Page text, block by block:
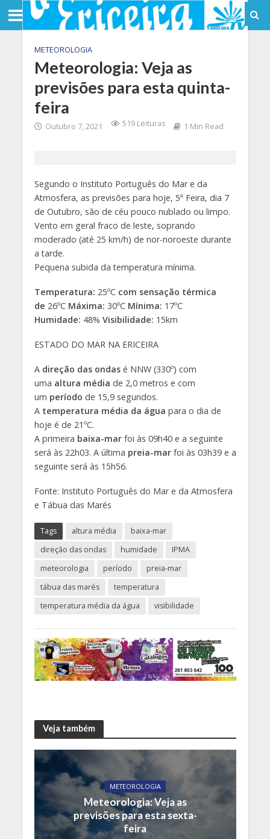
METEOROLOGIA
Meteorologia: Veja as
previsões para esta quinta-
feira
Outubro 7, 2021 519 Leituras 1 Min Read
Segundo o Instituto Português do Mar e da
Atmosfera, as previsões para hoje, 5ª Feira, dia 7
de Outubro, são de céu pouco nublado ou limpo.
Vento em geral fraco de leste, soprando
moderado (até 25 km/h) de nor-noroeste durante
a tarde.
Pequena subida da temperatura mínima.
Temperatura: 25ºC com sensação térmica
de 26ºCMáxima: 30ºC Mínima: 17ºC
Humidade: 48% Visibilidade: 15km
ESTADO DO MAR NA ERICEIRA
A direção das ondasé NNW (330º) com
uma altura média de 2,0 metros e com
um período de 15,9 segundos.
Atemperatura média da água para o dia de
hoje é de 21ºC.
A primeira baixa-marfoi às 09h40 e a seguinte
será às 22h03. A última preia-marfoi às 03h39 e a
seguinte será às 15h56.
Fonte: Instituto Português do Mar e da Atmosfera
e Tábua das Marés
Tags altura média
baixa-mar
direção das ondas
humidade
IPMA
meteorologia
período
preia-mar
tábua das marés
temperatura
temperatura média da água
visibilidade
Veja também
METEOROLOGIA
Meteorologia: Veja as
previsões para esta sexta-
feira